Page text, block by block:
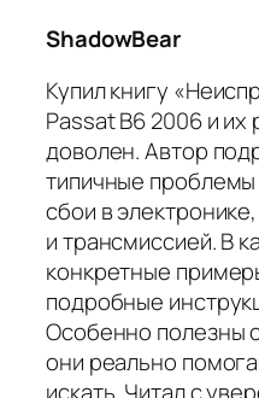
ShadowBear
Купил книгу
Passat B6 2006 и
доволен. Автор
типичные проблемы
сбои в
и трансмиссией. В
конкретные
подробные
Особенно полезны
они реально